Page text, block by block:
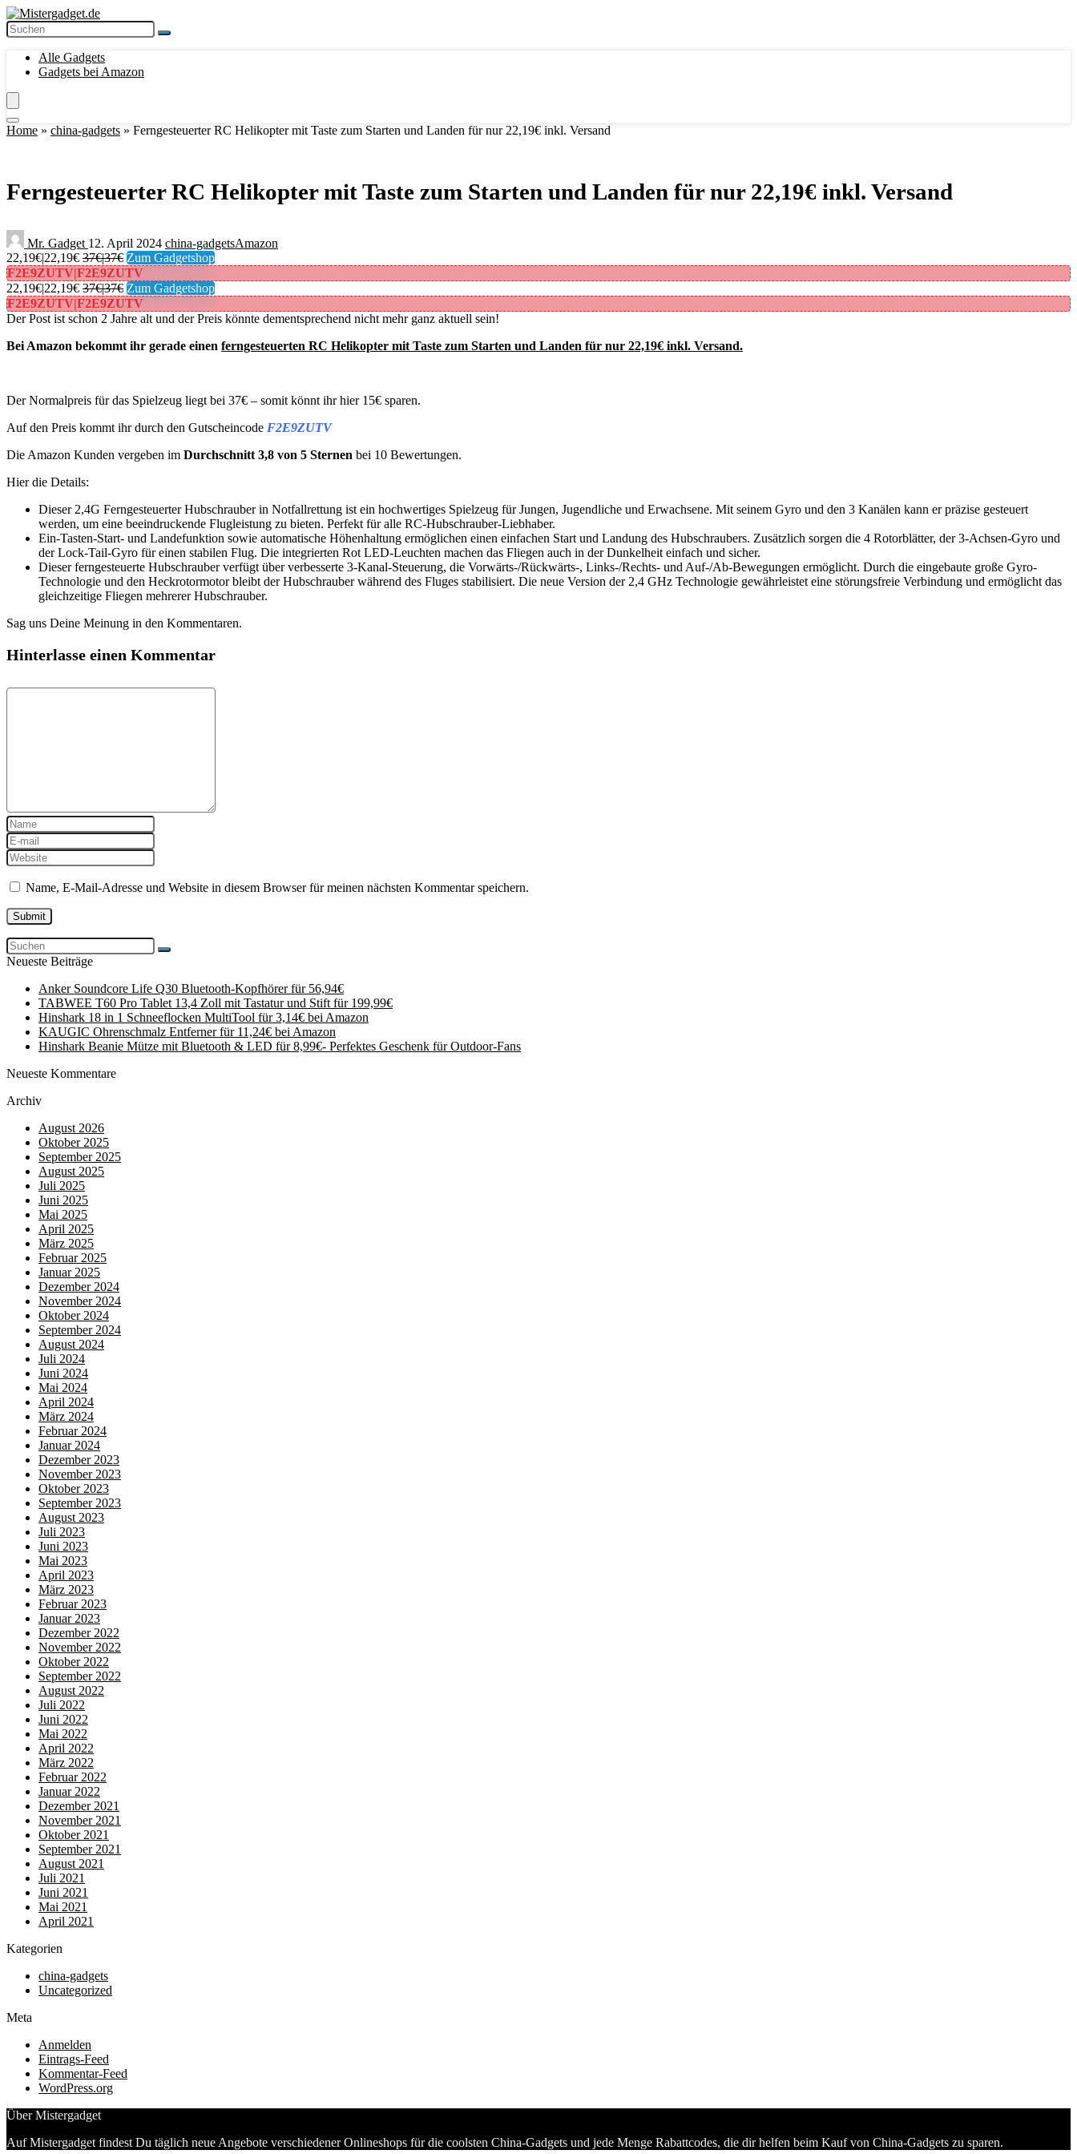
Alle Gadgets
Gadgets bei Amazon
Home » china-gadgets » Ferngesteuerter RC Helikopter mit Taste zum Starten und Landen für nur 22,19€ inkl. Versand
Ferngesteuerter RC Helikopter mit Taste zum Starten und Landen für nur 22,19€ inkl. Versand
Mr. Gadget 12. April 2024 china-gadgetsAmazon
22,19€|22,19€ 37€|37€ Zum Gadgetshop
F2E9ZUTV|F2E9ZUTV
22,19€|22,19€ 37€|37€ Zum Gadgetshop
F2E9ZUTV|F2E9ZUTV
Der Post ist schon 2 Jahre alt und der Preis könnte dementsprechend nicht mehr ganz aktuell sein!
Bei Amazon bekommt ihr gerade einen ferngesteuerten RC Helikopter mit Taste zum Starten und Landen für nur 22,19€ inkl. Versand.
Der Normalpreis für das Spielzeug liegt bei 37€ – somit könnt ihr hier 15€ sparen.
Auf den Preis kommt ihr durch den Gutscheincode F2E9ZUTV
Die Amazon Kunden vergeben im Durchschnitt 3,8 von 5 Sternen bei 10 Bewertungen.
Hier die Details:
Dieser 2,4G Ferngesteuerter Hubschrauber in Notfallrettung ist ein hochwertiges Spielzeug für Jungen, Jugendliche und Erwachsene. Mit seinem Gyro und den 3 Kanälen kann er präzise gesteuert
werden, um eine beeindruckende Flugleistung zu bieten. Perfekt für alle RC-Hubschrauber-Liebhaber.
Ein-Tasten-Start- und Landefunktion sowie automatische Höhenhaltung ermöglichen einen einfachen Start und Landung des Hubschraubers. Zusätzlich sorgen die 4 Rotorblätter, der 3-Achsen-Gyro und
der Lock-Tail-Gyro für einen stabilen Flug. Die integrierten Rot LED-Leuchten machen das Fliegen auch in der Dunkelheit einfach und sicher.
Dieser ferngesteuerte Hubschrauber verfügt über verbesserte 3-Kanal-Steuerung, die Vorwärts-/Rückwärts-, Links-/Rechts- und Auf-/Ab-Bewegungen ermöglicht. Durch die eingebaute große Gyro-
Technologie und den Heckrotormotor bleibt der Hubschrauber während des Fluges stabilisiert. Die neue Version der 2,4 GHz Technologie gewährleistet eine störungsfreie Verbindung und ermöglicht das
gleichzeitige Fliegen mehrerer Hubschrauber.
Sag uns Deine Meinung in den Kommentaren.
Hinterlasse einen Kommentar
Name, E-Mail-Adresse und Website in diesem Browser für meinen nächsten Kommentar speichern.
Neueste Beiträge
Anker Soundcore Life Q30 Bluetooth-Kopfhörer für 56,94€
TABWEE T60 Pro Tablet 13,4 Zoll mit Tastatur und Stift für 199,99€
Hinshark 18 in 1 Schneeflocken MultiTool für 3,14€ bei Amazon
KAUGIC Ohrenschmalz Entferner für 11,24€ bei Amazon
Hinshark Beanie Mütze mit Bluetooth & LED für 8,99€- Perfektes Geschenk für Outdoor-Fans
Neueste Kommentare
Archiv
August 2026
Oktober 2025
September 2025
August 2025
Juli 2025
Juni 2025
Mai 2025
April 2025
März 2025
Februar 2025
Januar 2025
Dezember 2024
November 2024
Oktober 2024
September 2024
August 2024
Juli 2024
Juni 2024
Mai 2024
April 2024
März 2024
Februar 2024
Januar 2024
Dezember 2023
November 2023
Oktober 2023
September 2023
August 2023
Juli 2023
Juni 2023
Mai 2023
April 2023
März 2023
Februar 2023
Januar 2023
Dezember 2022
November 2022
Oktober 2022
September 2022
August 2022
Juli 2022
Juni 2022
Mai 2022
April 2022
März 2022
Februar 2022
Januar 2022
Dezember 2021
November 2021
Oktober 2021
September 2021
August 2021
Juli 2021
Juni 2021
Mai 2021
April 2021
Kategorien
china-gadgets
Uncategorized
Meta
Anmelden
Eintrags-Feed
Kommentar-Feed
WordPress.org
Über Mistergadget
Auf Mistergadget findest Du täglich neue Angebote verschiedener Onlineshops für die coolsten China-Gadgets und jede Menge Rabattcodes, die dir helfen beim Kauf von China-Gadgets zu sparen.